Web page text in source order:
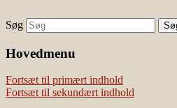
Наши партнеры
лучшие займы
Vivis chili
chili – dyrkning og mad
Søg
Hovedmenu
Fortsæt til primært indhold
Fortsæt til sekundært indhold